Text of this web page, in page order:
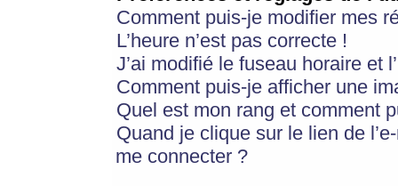
Comment puis-je modifier mes
L’heure n’est pas correcte !
J’ai modifié le fuseau horaire et
Comment puis-je afficher une
Quel est mon rang et comment
Quand je clique sur le lien de
me connecter ?